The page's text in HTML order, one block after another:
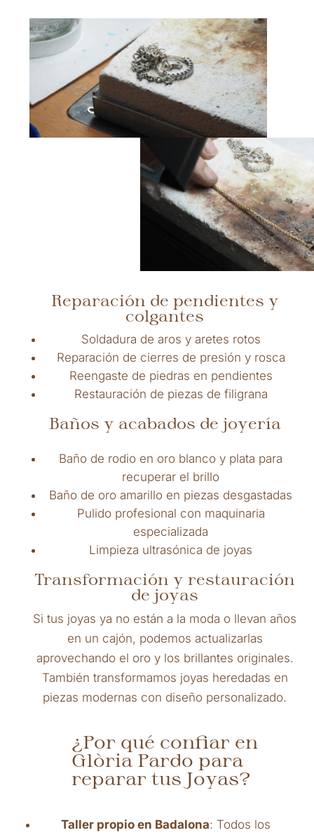
Reparación de pendientes y
colgantes
Soldadura de aros y aretes rotos
Reparación de cierres de presión y rosca
Reengaste de piedras en pendientes
Restauración de piezas de filigrana
Baños y acabados de joyería
Baño de rodio en oro blanco y plata para
recuperar el brillo
Baño de oro amarillo en piezas desgastadas
Pulido profesional con maquinaria
especializada
Limpieza ultrasónica de joyas
Transformación y restauración
de joyas
Si tus joyas ya no están a la moda o llevan años
en un cajón, podemos actualizarlas
aprovechando el oro y los brillantes originales.
También transformamos joyas heredadas en
piezas modernas con diseño personalizado.
¿Por qué confiar en
Glòria Pardo para
reparar tus Joyas?
Taller propio en Badalona: Todos los